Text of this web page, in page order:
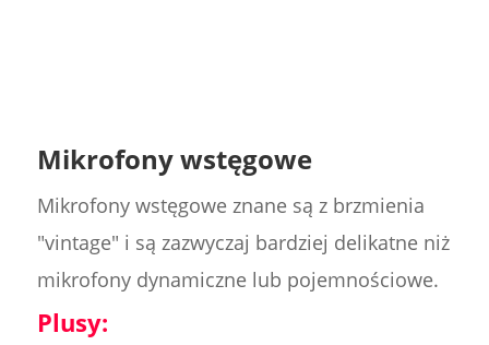
Mikrofony wstęgowe
Mikrofony wstęgowe znane są z brzmienia
"vintage" i są zazwyczaj bardziej delikatne niż
mikrofony dynamiczne lub pojemnościowe.
Plusy: